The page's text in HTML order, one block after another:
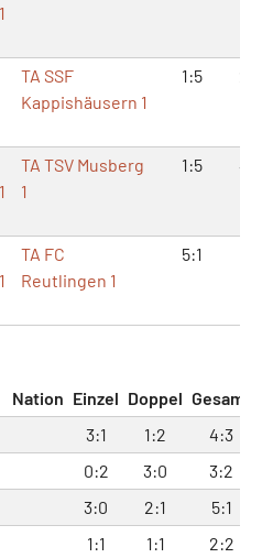
TA SSF
Kappishäusern 1
1:5
TA TSV Musberg
1
1:5
TA FC
Reutlingen 1
5:1
Nation Einzel Doppel Gesamt
3:1 1:2
4:3
0:2 3:0
3:2
3:0 2:1
5:1
1:1 1:1
2:2